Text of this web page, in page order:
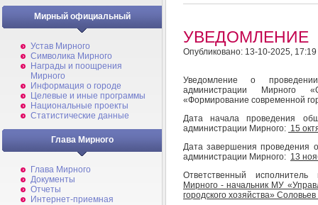
Мирный официальный
Устав Мирного
Символика Мирного
Награды и поощрения
Мирного
Информация о городе
Целевые и иные программы
Национальные проекты
Статистические данные
Глава Мирного
Глава Мирного
Документы
Отчеты
Интернет-приемная
УВЕДОМЛЕНИЕ
Опубликовано: 13-10-2025, 17:19
Уведомление о
администрации Мирного
«Формирование современной
Дата начала проведения
администрации Мирного: 15
Дата завершения проведения
администрации Мирного: 13
Ответственный
Мирного - начальник МУ
городского хозяйства»